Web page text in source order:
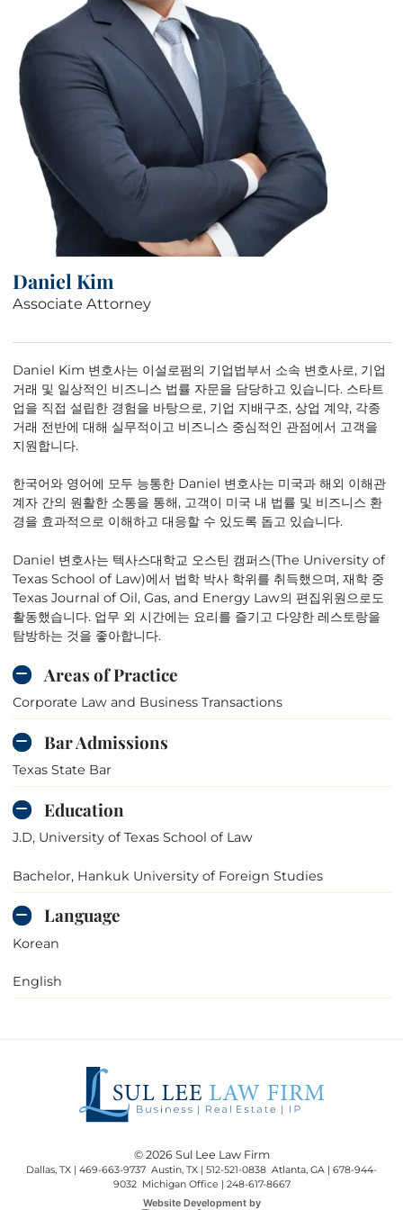
Daniel Kim
Associate Attorney
Daniel Kim 변호사는 이설로펌의 기업법부서 소속 변호사로, 기업
거래 및 일상적인 비즈니스 법률 자문을 담당하고 있습니다. 스타트
업을 직접 설립한 경험을 바탕으로, 기업 지배구조, 상업 계약, 각종
거래 전반에 대해 실무적이고 비즈니스 중심적인 관점에서 고객을
지원합니다.
한국어와 영어에 모두 능통한 Daniel 변호사는 미국과 해외 이해관
계자 간의 원활한 소통을 통해, 고객이 미국 내 법률 및 비즈니스 환
경을 효과적으로 이해하고 대응할 수 있도록 돕고 있습니다.
Daniel 변호사는 텍사스대학교 오스틴 캠퍼스(The University of
Texas School of Law)에서 법학 박사 학위를 취득했으며, 재학 중
Texas Journal of Oil, Gas, and Energy Law의 편집위원으로도
활동했습니다. 업무 외 시간에는 요리를 즐기고 다양한 레스토랑을
탐방하는 것을 좋아합니다.
Areas of Practice
Corporate Law and Business Transactions
Bar Admissions
Texas State Bar
Education
J.D, University of Texas School of Law
Bachelor, Hankuk University of Foreign Studies
Language
Korean
English
© 2026 Sul Lee Law Firm
Dallas, TX | 469-663-9737 Austin, TX | 512-521-0838 Atlanta, GA | 678-944-
9032 Michigan Office | 248-617-8667
Website Development byOmnizant